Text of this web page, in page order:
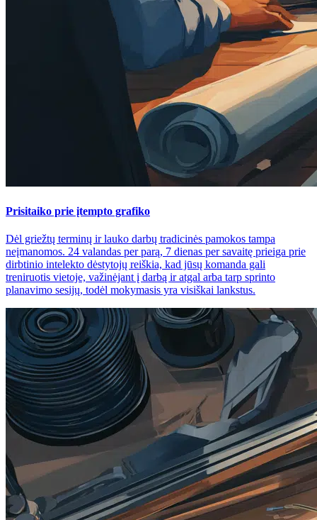
Prisitaiko prie įtempto grafiko
Dėl griežtų terminų ir lauko darbų tradicinės pamokos tampa
neįmanomos. 24 valandas per parą, 7 dienas per savaitę prieiga prie
dirbtinio intelekto dėstytojų reiškia, kad jūsų komanda gali
treniruotis vietoje, važinėjant į darbą ir atgal arba tarp sprinto
planavimo sesijų, todėl mokymasis yra visiškai lankstus.